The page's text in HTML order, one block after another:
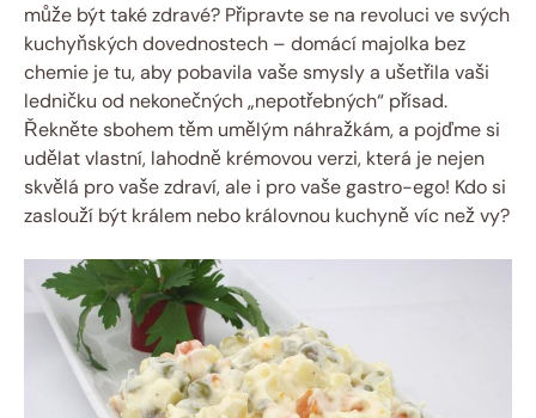
může být také zdravé? Připravte se na revoluci ve svých
kuchyňských dovednostech – domácí majolka bez
chemie je tu, aby pobavila vaše smysly a ušetřila vaši
ledničku od nekonečných „nepotřebných“ přísad.
Řekněte sbohem těm umělým náhražkám, a pojďme si
udělat vlastní, lahodně krémovou verzi, která je nejen
skvělá pro vaše zdraví, ale i pro vaše gastro-ego! Kdo si
zaslouží být králem nebo královnou kuchyně víc než vy?